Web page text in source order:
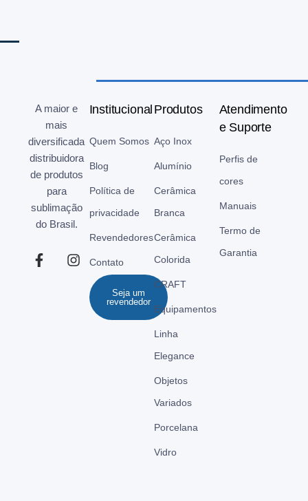
A maior e
mais
diversificada
distribuidora
de produtos
para
sublimação
do Brasil.
Institucional
Quem Somos
Blog
Política de
privacidade
Revendedores
Contato
Seja um
revendedor
Produtos
Aço Inox
Alumínio
Cerâmica
Branca
Cerâmica
Colorida
CRAFT
Equipamentos
Linha
Elegance
Objetos
Variados
Porcelana
Vidro
Atendimento
e Suporte
Perfis de
cores
Manuais
Termo de
Garantia